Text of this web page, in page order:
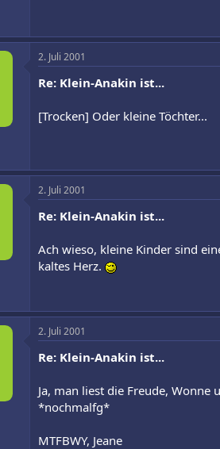
2. Juli 2001
Re: Klein-Anakin ist...
[Trocken] Oder kleine Töchter...
2. Juli 2001
Re: Klein-Anakin ist...
Ach wieso, kleine Kinder sind
kaltes Herz.
2. Juli 2001
Re: Klein-Anakin ist...
Ja, man liest die Freude,
*nochmalfg*
MTFBWY, Jeane